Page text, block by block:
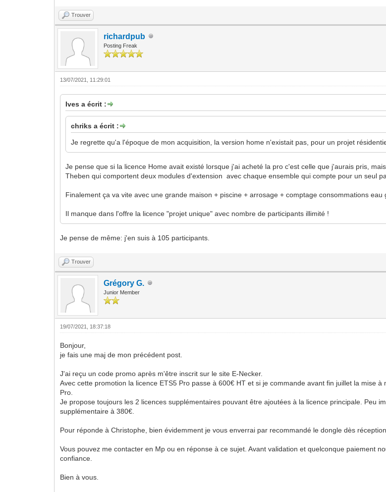
Trouver
richardpub
Posting Freak
13/07/2021, 11:29:01
Ives a écrit :
chriks a écrit :
Je regrette qu'a l'époque de mon acquisition, la version home n'existait pas, pour un projet
Je pense que si la licence Home avait existé lorsque j'ai acheté la pro c'est celle que j'aurais pris,
Theben qui comportent deux modules d'extension avec chaque ensemble qui compte pour un seul
Finalement ça va vite avec une grande maison + piscine + arrosage + comptage consommations eau
Il manque dans l'offre la licence "projet unique" avec nombre de participants illimité !
Je pense de même: j'en suis à 105 participants.
Trouver
Grégory G.
Junior Member
19/07/2021, 18:37:18
Bonjour,
je fais une maj de mon précédent post.
J'ai reçu un code promo après m'être inscrit sur le site E-Necker.
Avec cette promotion la licence ETS5 Pro passe à 600€ HT et si je commande avant fin juillet la mise
Pro.
Je propose toujours les 2 licences supplémentaires pouvant être ajoutées à la licence principale. Peu
supplémentaire à 380€.
Pour réponde à Christophe, bien évidemment je vous enverrai par recommandé le dongle dès réception.
Vous pouvez me contacter en Mp ou en réponse à ce sujet. Avant validation et quelconque paiement
confiance.
Bien à vous.